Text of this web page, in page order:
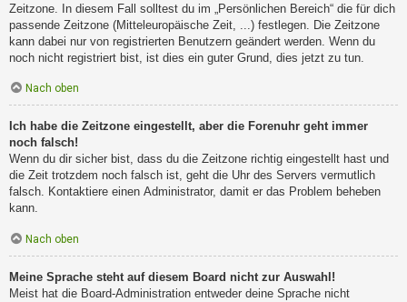
Zeitzone. In diesem Fall solltest du im „Persönlichen Bereich“ die für dich
passende Zeitzone (Mitteleuropäische Zeit, ...) festlegen. Die Zeitzone
kann dabei nur von registrierten Benutzern geändert werden. Wenn du
noch nicht registriert bist, ist dies ein guter Grund, dies jetzt zu tun.
Nach oben
Ich habe die Zeitzone eingestellt, aber die Forenuhr geht immer
noch falsch!
Wenn du dir sicher bist, dass du die Zeitzone richtig eingestellt hast und
die Zeit trotzdem noch falsch ist, geht die Uhr des Servers vermutlich
falsch. Kontaktiere einen Administrator, damit er das Problem beheben
kann.
Nach oben
Meine Sprache steht auf diesem Board nicht zur Auswahl!
Meist hat die Board-Administration entweder deine Sprache nicht